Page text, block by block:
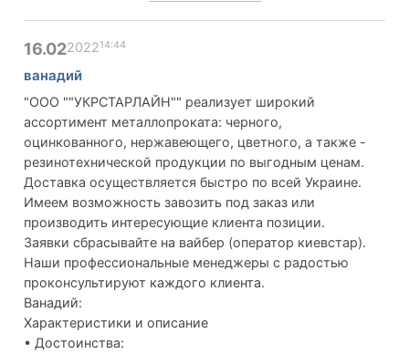
16.02202214:44
ванадий
"ООО ""УКРСТАРЛАЙН"" реализует широкий
ассортимент металлопроката: черного,
оцинкованного, нержавеющего, цветного, а также -
резинотехнической продукции по выгодным ценам.
Доставка осуществляется быстро по всей Украине.
Имеем возможность завозить под заказ или
производить интересующие клиента позиции.
Заявки сбрасывайте на вайбер (оператор киевстар).
Наши профессиональные менеджеры с радостью
проконсультируют каждого клиента.
Ванадий:
Характеристики и описание
• Достоинства: